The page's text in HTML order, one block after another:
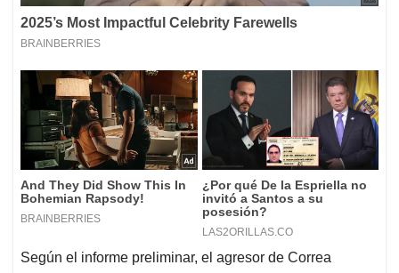
Según el informe preliminar, el agresor de Correa